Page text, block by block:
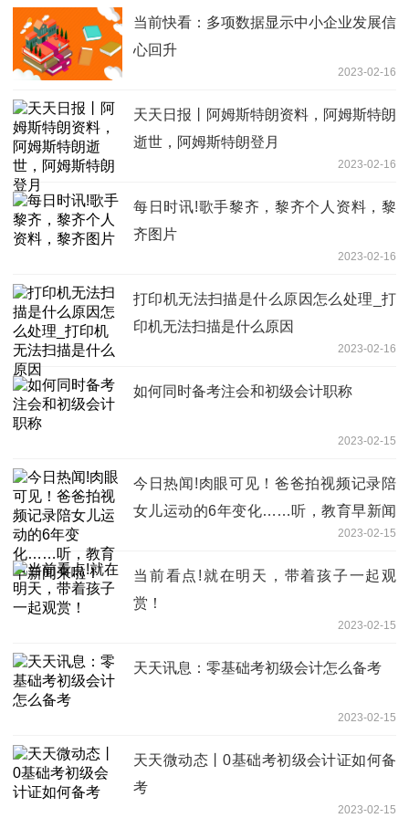
当前快看：多项数据显示中小企业发展信
心回升
2023-02-16
天天日报丨阿姆斯特朗资料，阿姆斯特朗
逝世，阿姆斯特朗登月
2023-02-16
每日时讯!歌手黎齐，黎齐个人资料，黎
齐图片
2023-02-16
打印机无法扫描是什么原因怎么处理_打
印机无法扫描是什么原因
2023-02-16
如何同时备考注会和初级会计职称
2023-02-15
今日热闻!肉眼可见！爸爸拍视频记录陪
女儿运动的6年变化……听，教育早新闻
2023-02-15
当前看点!就在明天，带着孩子一起观
赏！
2023-02-15
天天讯息：零基础考初级会计怎么备考
2023-02-15
天天微动态丨0基础考初级会计证如何备
考
2023-02-15